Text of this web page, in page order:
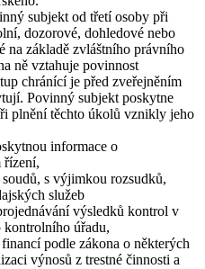
subjekt od třetí osoby při
dozorové, dohledové nebo
na základě zvláštního právního
ně vztahuje povinnost
chránící je před zveřejněním
Povinný subjekt poskytne
plnění těchto úkolů vznikly jeho
informace o
řízení,
s výjimkou rozsudků,
služeb
výsledků kontrol v
kontrolního úřadu,
podle zákona o některých
výnosů z trestné činnosti a